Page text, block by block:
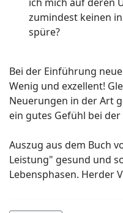
zumindest keinen
spüre?
Bei der Einführung
Wenig und exzellent!
Neuerungen in der Art
ein gutes Gefühl bei
Auszug aus dem Buch
Leistung" gesund und
Lebensphasen. Herder